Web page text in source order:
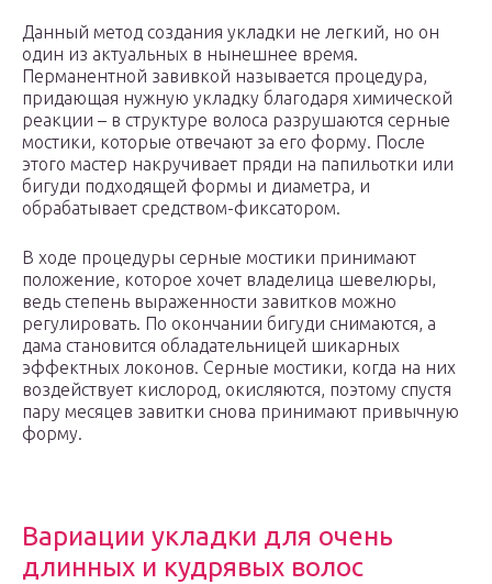
Данный метод создания укладки не легкий, но он
один из актуальных в нынешнее время.
Перманентной завивкой называется процедура,
придающая нужную укладку благодаря химической
реакции – в структуре волоса разрушаются серные
мостики, которые отвечают за его форму. После
этого мастер накручивает пряди на папильотки или
бигуди подходящей формы и диаметра, и
обрабатывает средством-фиксатором.
В ходе процедуры серные мостики принимают
положение, которое хочет владелица шевелюры,
ведь степень выраженности завитков можно
регулировать. По окончании бигуди снимаются, а
дама становится обладательницей шикарных
эффектных локонов. Серные мостики, когда на них
воздействует кислород, окисляются, поэтому спустя
пару месяцев завитки снова принимают привычную
форму.
Вариации укладки для очень
длинных и кудрявых волос